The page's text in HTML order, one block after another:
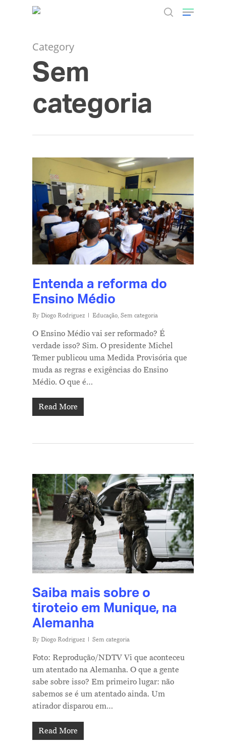
Hit enter to search or ESC to close
Category
Sem
categoria
Entenda a reforma do
Ensino Médio
By Diogo Rodriguez Educação, Sem categoria
O Ensino Médio vai ser reformado? É
verdade isso? Sim. O presidente Michel
Temer publicou uma Medida Provisória que
muda as regras e exigências do Ensino
Médio. O que é…
Read More
Saiba mais sobre o
tiroteio em Munique, na
Alemanha
By Diogo Rodriguez Sem categoria
Foto: Reprodução/NDTV Vi que aconteceu
um atentado na Alemanha. O que a gente
sabe sobre isso? Em primeiro lugar: não
sabemos se é um atentado ainda. Um
atirador disparou em…
Read More